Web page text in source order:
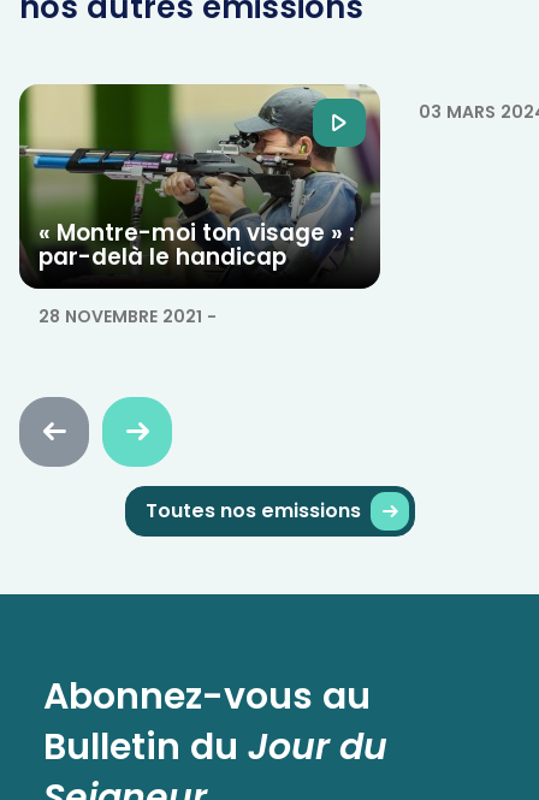
« Montre-moi ton visage » :
par-delà le handicap
28 NOVEMBRE 2021 -
03 MARS
Faire
défiler
Faire
défiler
avant
Toutes nos emissions
Abonnez-vous au
Bulletin du Jour du